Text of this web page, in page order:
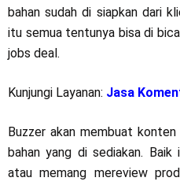
bahan sudah di siapkan dari
itu semua tentunya bisa di
jobs deal.
Kunjungi Layanan: Jasa
Buzzer akan membuat
bahan yang di sediakan.
atau memang mereview